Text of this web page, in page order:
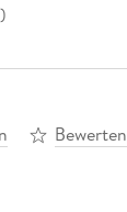
Bewerten